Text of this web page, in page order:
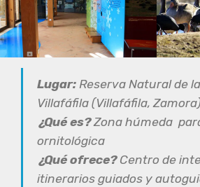
Lugar: Reserva Natural de
Villafáfila (Villafáfila,
¿Qué es?Zona húmeda
ornitológica
¿Qué ofrece? Centro de
itinerarios guiados y